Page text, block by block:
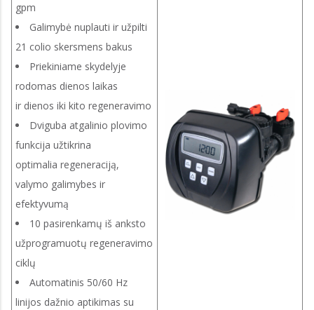
gpm
Galimybė nuplauti ir užpilti
21 colio skersmens bakus
Priekiniame skydelyje
rodomas dienos laikas
ir dienos iki kito regeneravimo
Dviguba atgalinio plovimo
funkcija užtikrina
optimalia regeneraciją,
valymo galimybes ir
efektyvumą
10 pasirenkamų iš anksto
užprogramuotų regeneravimo
ciklų
Automatinis 50/60 Hz
linijos dažnio aptikimas su